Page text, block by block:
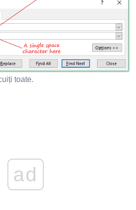
toate.
ad